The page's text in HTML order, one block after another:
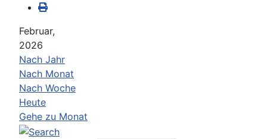
Februar,
2026
Nach Jahr
Nach Monat
Nach Woche
Heute
Gehe zu Monat